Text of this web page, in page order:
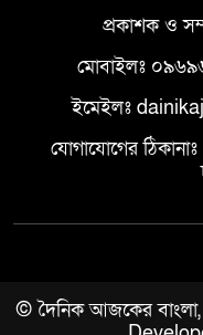
প্রকাশক ও
মোবাইলঃ
ইমেইলঃ
যোগাযোগের ঠিকানাঃ
© দৈনিক আজকের বাংলা,